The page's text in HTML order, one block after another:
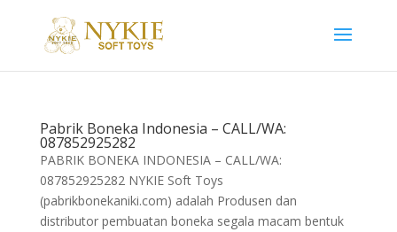
Pabrik Boneka Indonesia – CALL/WA:
087852925282
PABRIK BONEKA INDONESIA – CALL/WA:
087852925282 NYKIE Soft Toys
(pabrikbonekaniki.com) adalah Produsen dan
distributor pembuatan boneka segala macam bentuk